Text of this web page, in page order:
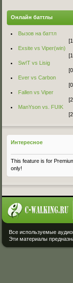
Онлайн баттлы
Вызов на баттл
Exsite vs Viper(win)
Sw!T vs Lisig
Ever vs Carbon
Fallen vs Viper
ManYson vs. FUIK
Интересное
This feature is for
only!
Все используемые
Эти материалы